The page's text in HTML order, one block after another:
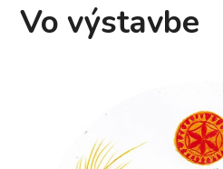
Vo výstavbe